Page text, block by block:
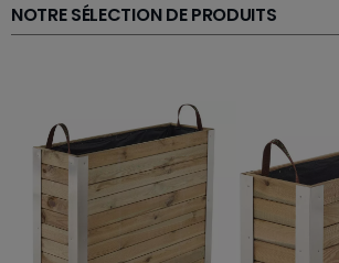
NOTRE SÉLECTION DE PRODUITS